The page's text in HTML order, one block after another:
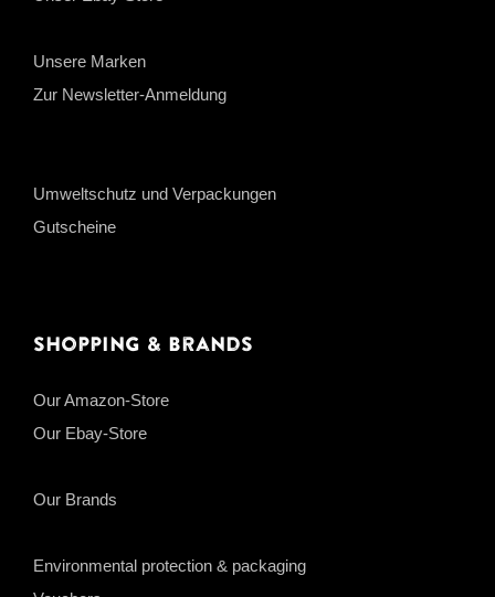
Unsere Marken
Zur Newsletter-Anmeldung
Umweltschutz und Verpackungen
Gutscheine
Shopping & Brands
Our Amazon-Store
Our Ebay-Store
Our Brands
Environmental protection & packaging